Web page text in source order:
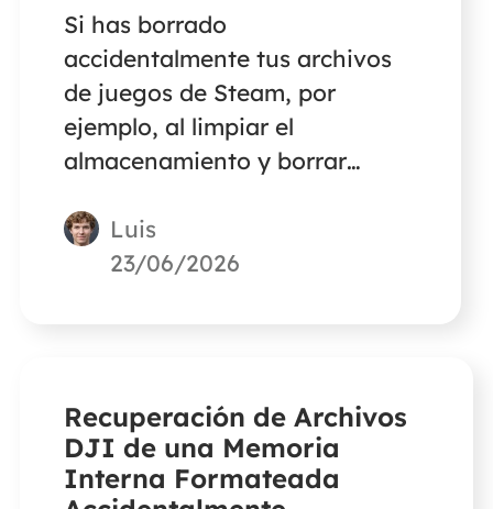
Si has borrado
accidentalmente tus archivos
de juegos de Steam, por
ejemplo, al limpiar el
almacenamiento y borrar
juegos, ¡no te preocupes! Este
artículo te explicará formas
Luis
23/06/2026
Recuperación de Archivos
DJI de una Memoria
Interna Formateada